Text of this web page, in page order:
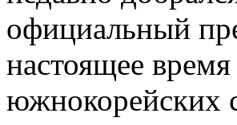
официальный
настоящее
южнокорейских